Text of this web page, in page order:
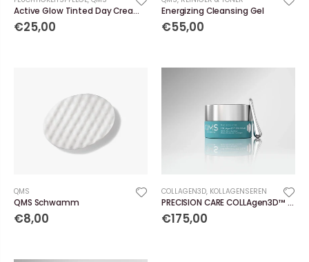
Active Glow Tinted Day Cream SPF 50+
€25,00
Energizing Cleansing Gel
€55,00
QMS
QMS Schwamm
€8,00
COLLAGEN3D, KOLLAGENSEREN
PRECISION CARE COLLAgen3D™ Eye Cream
€175,00